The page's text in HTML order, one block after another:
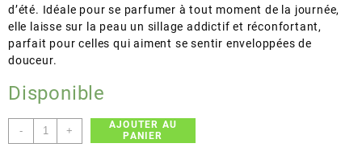
d’été. Idéale pour se parfumer à tout moment de la journée,
elle laisse sur la peau un sillage addictif et réconfortant,
parfait pour celles qui aiment se sentir enveloppées de
douceur.
Disponible
-
quantité
de
+
AJOUTER AU
PANIER